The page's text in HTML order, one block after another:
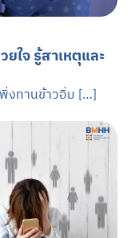
ใจ รู้สาเหตุและ
พิ่งทานข้าวอิ่ม […]